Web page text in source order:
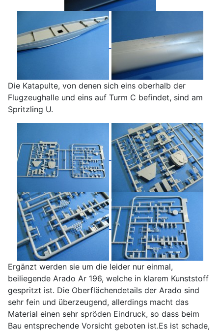
Die Katapulte, von denen sich eins oberhalb der
Flugzeughalle und eins auf Turm C befindet, sind am
Spritzling U.
Ergänzt werden sie um die leider nur einmal,
beiliegende Arado Ar 196, welche in klarem Kunststoff
gespritzt ist. Die Oberflächendetails der Arado sind
sehr fein und überzeugend, allerdings macht das
Material einen sehr spröden Eindruck, so dass beim
Bau entsprechende Vorsicht geboten ist.Es ist schade,